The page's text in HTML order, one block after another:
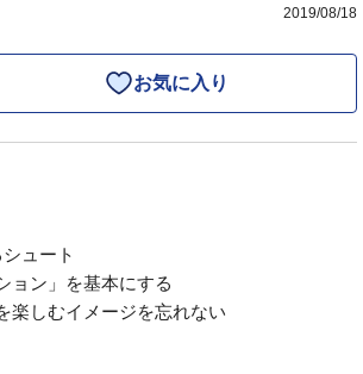
2019/08/18
お気に入り
ュート
ョン」を基本にする
楽しむイメージを忘れない